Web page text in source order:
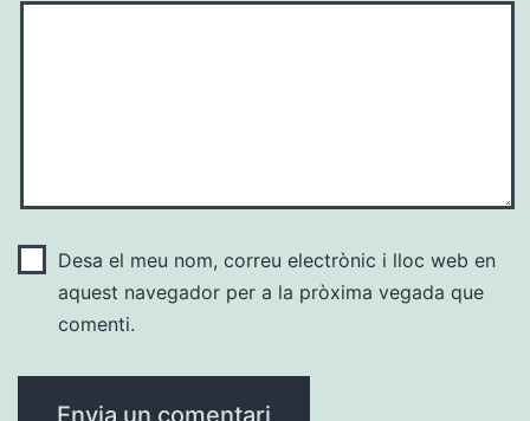
Desa el meu nom, correu electrònic i lloc web en
aquest navegador per a la pròxima vegada que
comenti.